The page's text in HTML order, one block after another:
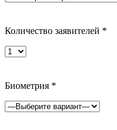
Количество заявителей *
Биометрия *